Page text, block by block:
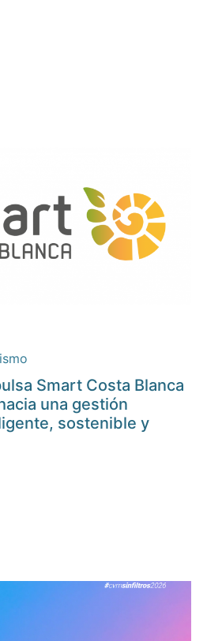
Smart Costa Blanca
una gestión
sostenible y